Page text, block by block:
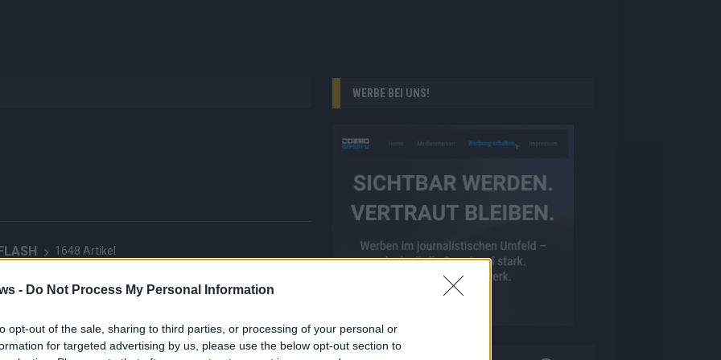
- Do Not Process My Personal Information
opt-out of the sale, sharing to third parties, or processing of your personal or
for targeted advertising by us, please use the below opt-out section to
1648 Artikel
musst. Ob News, Unterhaltung oder Specials – wir
Clips, Streams und Highlights extra für dich. Kein langes
durch endlose Seiten – einfach einschalten, mitfiebern und
WERBE BEI UNS!